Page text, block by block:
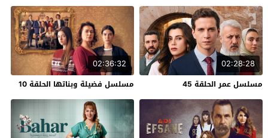
02:28:28
مسلسل عمر الحلقة 45
02:36:32
مسلسل فضيلة وبناتها الحلقة 10